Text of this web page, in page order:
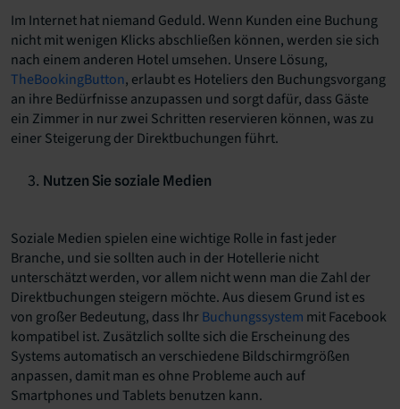
Im Internet hat niemand Geduld. Wenn Kunden eine Buchung
nicht mit wenigen Klicks abschließen können, werden sie sich
nach einem anderen Hotel umsehen. Unsere Lösung,
TheBookingButton, erlaubt es Hoteliers den Buchungsvorgang
an ihre Bedürfnisse anzupassen und sorgt dafür, dass Gäste
ein Zimmer in nur zwei Schritten reservieren können, was zu
einer Steigerung der Direktbuchungen führt.
Nutzen Sie soziale Medien
Soziale Medien spielen eine wichtige Rolle in fast jeder
Branche, und sie sollten auch in der Hotellerie nicht
unterschätzt werden, vor allem nicht wenn man die Zahl der
Direktbuchungen steigern möchte. Aus diesem Grund ist es
von großer Bedeutung, dass IhrBuchungssystem mit Facebook
kompatibel ist. Zusätzlich sollte sich die Erscheinung des
Systems automatisch an verschiedene Bildschirmgrößen
anpassen, damit man es ohne Probleme auch auf
Smartphones und Tablets benutzen kann.